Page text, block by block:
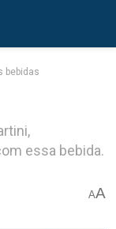
bebidas
essa bebida.
AA